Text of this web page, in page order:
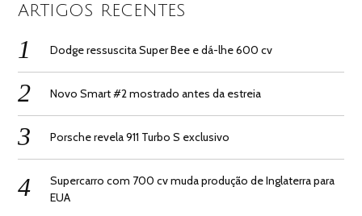
ARTIGOS RECENTES
Dodge ressuscita Super Bee e dá-lhe 600 cv
Novo Smart #2 mostrado antes da estreia
Porsche revela 911 Turbo S exclusivo
Supercarro com 700 cv muda produção de Inglaterra para
EUA